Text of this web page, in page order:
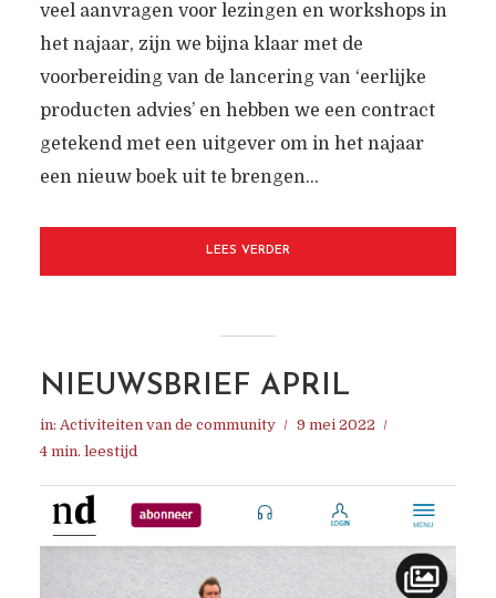
veel aanvragen voor lezingen en workshops in
het najaar, zijn we bijna klaar met de
voorbereiding van de lancering van ‘eerlijke
producten advies’ en hebben we een contract
getekend met een uitgever om in het najaar
een nieuw boek uit te brengen...
LEES VERDER
NIEUWSBRIEF APRIL
in: Activiteiten van de community
9 mei 2022
4 min. leestijd